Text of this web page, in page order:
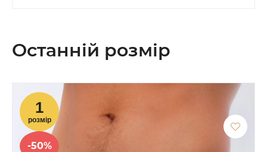
Останній розмір
-50%